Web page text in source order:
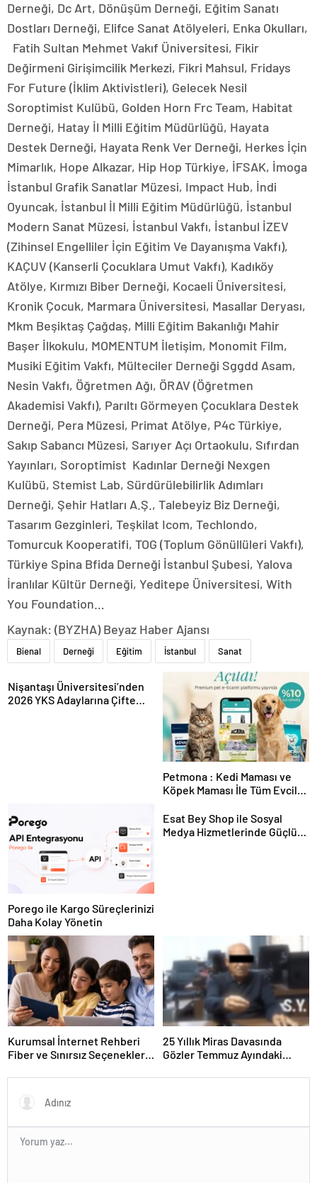
Derneği, Dc Art, Dönüşüm Derneği, Eğitim Sanatı
Dostları Derneği, Elifce Sanat Atölyeleri, Enka Okulları,
Fatih Sultan Mehmet Vakıf Üniversitesi, Fikir
Değirmeni Girişimcilik Merkezi, Fikri Mahsul, Fridays
For Future (İklim Aktivistleri), Gelecek Nesil
Soroptimist Kulübü, Golden Horn Frc Team, Habitat
Derneği, Hatay İl Milli Eğitim Müdürlüğü, Hayata
Destek Derneği, Hayata Renk Ver Derneği, Herkes İçin
Mimarlık, Hope Alkazar, Hip Hop Türkiye, İFSAK, İmoga
İstanbul Grafik Sanatlar Müzesi, Impact Hub, İndi
Oyuncak, İstanbul İl Milli Eğitim Müdürlüğü, İstanbul
Modern Sanat Müzesi, İstanbul Vakfı, İstanbul İZEV
(Zihinsel Engelliler İçin Eğitim Ve Dayanışma Vakfı),
KAÇUV (Kanserli Çocuklara Umut Vakfı), Kadıköy
Atölye, Kırmızı Biber Derneği, Kocaeli Üniversitesi,
Kronik Çocuk, Marmara Üniversitesi, Masallar Deryası,
Mkm Beşiktaş Çağdaş, Milli Eğitim Bakanlığı Mahir
Başer İlkokulu, MOMENTUM İletişim, Monomit Film,
Musiki Eğitim Vakfı, Mülteciler Derneği Sggdd Asam,
Nesin Vakfı, Öğretmen Ağı, ÖRAV (Öğretmen
Akademisi Vakfı), Parıltı Görmeyen Çocuklara Destek
Derneği, Pera Müzesi, Primat Atölye, P4c Türkiye,
Sakıp Sabancı Müzesi, Sarıyer Açı Ortaokulu, Sıfırdan
Yayınları, Soroptimist Kadınlar Derneği Nexgen
Kulübü, Stemist Lab, Sürdürülebilirlik Adımları
Derneği, Şehir Hatları A.Ş., Talebeyiz Biz Derneği,
Tasarım Gezginleri, Teşkilat Icom, Techlondo,
Tomurcuk Kooperatifi, TOG (Toplum Gönüllüleri Vakfı),
Türkiye Spina Bfida Derneği İstanbul Şubesi, Yalova
İranlılar Kültür Derneği, Yeditepe Üniversitesi, With
You Foundation…
Kaynak: (BYZHA) Beyaz Haber Ajansı
Bienal Derneği Eğitim İstanbul Sanat
Nişantaşı Üniversitesi’nden
2026 YKS Adaylarına Çifte
Petmona : Kedi Maması ve
Köpek Maması İle Tüm Evcil
Porego ile Kargo Süreçlerinizi
Daha Kolay Yönetin
Esat Bey Shop ile Sosyal
Medya Hizmetlerinde Güçlü
Kurumsal İnternet Rehberi
Fiber ve Sınırsız Seçenekleri
25 Yıllık Miras Davasında
Gözler Temmuz Ayındaki